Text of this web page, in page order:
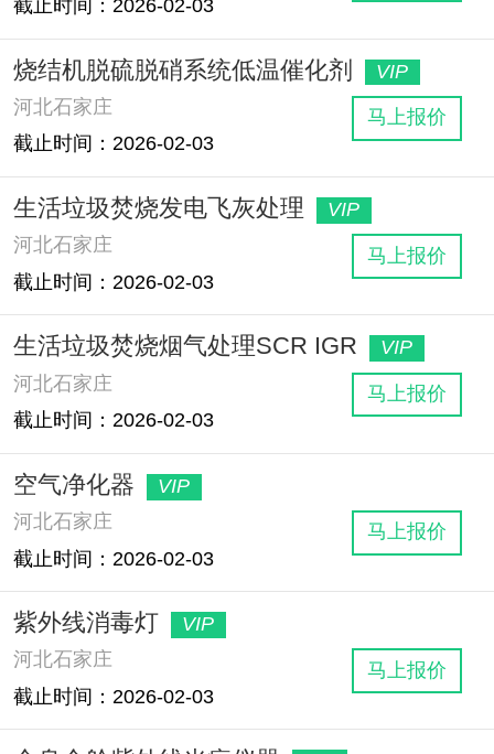
截止时间：2026-02-03
烧结机脱硫脱硝系统低温催化剂
VIP
河北石家庄
截止时间：2026-02-03
马上报价
生活垃圾焚烧发电飞灰处理
VIP
河北石家庄
截止时间：2026-02-03
马上报价
生活垃圾焚烧烟气处理SCR IGR
VIP
河北石家庄
截止时间：2026-02-03
马上报价
空气净化器
VIP
河北石家庄
截止时间：2026-02-03
马上报价
紫外线消毒灯
VIP
河北石家庄
截止时间：2026-02-03
马上报价